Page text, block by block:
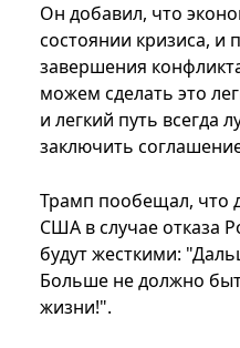
Он добавил, что
состоянии кризиса, и
завершения
можем сделать это
и легкий путь всегда
заключить
Трамп пообещал, что
США в случае отказа
будут жесткими:
Больше не должно
жизни!".